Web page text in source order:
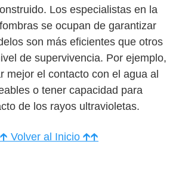
Los especialistas en la
se ocupan de garantizar
son más eficientes que otros
de supervivencia. Por ejemplo,
mejor el contacto con el agua al
o tener capacidad para
de los rayos ultravioletas.
Volver al Inicio 🡱🡱